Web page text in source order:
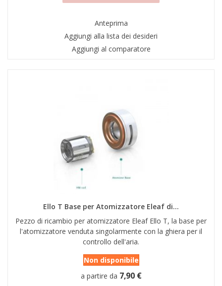
Anteprima
Aggiungi alla lista dei desideri
Aggiungi al comparatore
Ello T Base per Atomizzatore Eleaf di...
Pezzo di ricambio per atomizzatore Eleaf Ello T, la base per
l'atomizzatore venduta singolarmente con la ghiera per il
controllo dell'aria.
Non disponibile
a partire da 7,90 €